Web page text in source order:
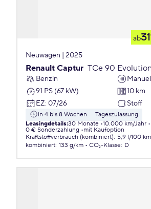
ab
Neuwagen | 2025
Renault Captur TCe 90 Evolution
Benzin
91 PS (67 kW)
10 km
EZ: 07/26 Stoff
in 4 bis 8 Wochen
Tageszulassung
Leasingdetails:30 Monate 10.000 km/Jahr
0 € Sonderzahlung
mit Kaufoption
Kraftstoffverbrauch (kombiniert): 5,9 l/100 km
kombiniert: 133 g/km CO₂-Klasse: D